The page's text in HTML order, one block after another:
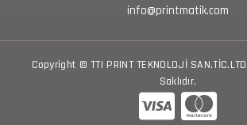
info@printmatik.com
Copyright © TTI PRINT TEKNOLOJİ
Saklıdır.